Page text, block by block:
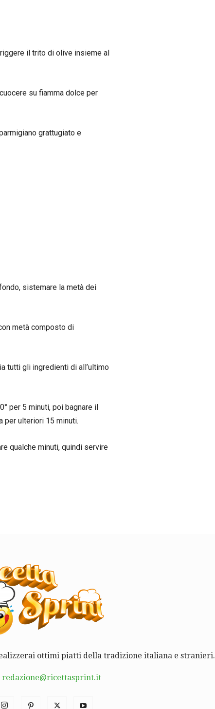
il trito di olive insieme al
su fiamma dolce per
grattugiato e
sistemare la metà dei
metà composto di
tutti gli ingredienti di all’ultimo
per 5 minuti, poi bagnare il
per ulteriori 15 minuti.
qualche minuti, quindi servire
ottimi piatti della tradizione italiana e stranieri.
redazione@ricettasprint.it